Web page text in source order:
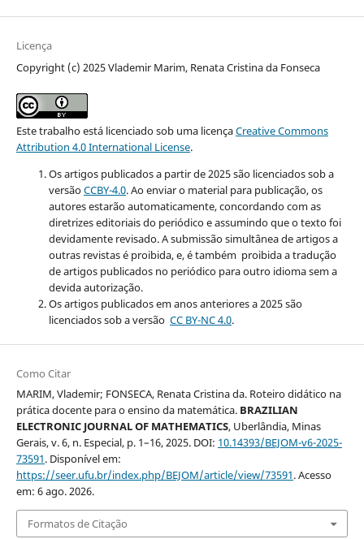
Licença
Copyright (c) 2025 Vlademir Marim, Renata Cristina da Fonseca
Este trabalho está licenciado sob uma licençaCreative Commons
Attribution 4.0 International License.
Os artigos publicados a partir de 2025 são licenciados sob a
versãoCCBY-4.0. Ao enviar o material para publicação, os
autores estarão automaticamente, concordando com as
diretrizes editoriais do periódico e assumindo que o texto foi
devidamente revisado. A submissão simultânea de artigos a
outras revistas é proibida, e, é também proibida a tradução
de artigos publicados no periódico para outro idioma sem a
devida autorização.
Os artigos publicados em anos anteriores a 2025 são
licenciados sob a versão CC BY-NC 4.0.
Como Citar
MARIM, Vlademir; FONSECA, Renata Cristina da. Roteiro didático na
prática docente para o ensino da matemática. BRAZILIAN
ELECTRONIC JOURNAL OF MATHEMATICS, Uberlândia, Minas
Gerais, v. 6, n. Especial, p. 1–16, 2025. DOI: 10.14393/BEJOM-v6-2025-
73591. Disponível em:
https://seer.ufu.br/index.php/BEJOM/article/view/73591. Acesso
em: 6 ago. 2026.
Formatos de Citação